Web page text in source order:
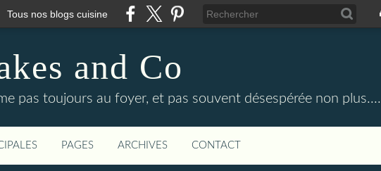
Tous nos blogs cuisine
and Co
pas toujours au foyer, et pas souvent désespérée non plus....
PAGES ARCHIVES CONTACT